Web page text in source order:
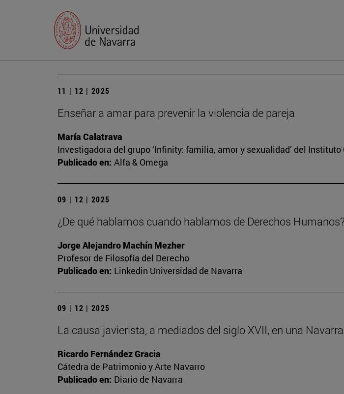
11 | 12 | 2025
Enseñar a amar para prevenir la violencia de pareja
María Calatrava
Investigadora del grupo ‘Infinity: familia, amor y sexualidad’ del
Publicado en: Alfa & Omega
09 | 12 | 2025
¿De qué hablamos cuando hablamos de Derechos Humanos?
Jorge Alejandro Machín Mezher
Profesor de Filosofía del Derecho
Publicado en: Linkedin Universidad de Navarra
09 | 12 | 2025
La causa javierista, a mediados del siglo XVII, en una
Ricardo Fernández Gracia
Cátedra de Patrimonio y Arte Navarro
Publicado en: Diario de Navarra